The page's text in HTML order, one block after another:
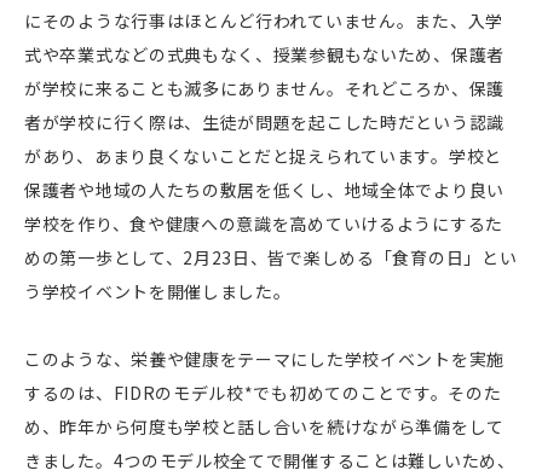
にそのような行事はほとんど行われていません。また、入学
式や卒業式などの式典もなく、授業参観もないため、保護者
が学校に来ることも滅多にありません。それどころか、保護
者が学校に行く際は、生徒が問題を起こした時だという認識
があり、あまり良くないことだと捉えられています。学校と
保護者や地域の人たちの敷居を低くし、地域全体でより良い
学校を作り、食や健康への意識を高めていけるようにするた
めの第一歩として、2月23日、皆で楽しめる「食育の日」とい
う学校イベントを開催しました。
このような、栄養や健康をテーマにした学校イベントを実施
するのは、FIDRのモデル校*でも初めてのことです。そのた
め、昨年から何度も学校と話し合いを続けながら準備をして
きました。4つのモデル校全てで開催することは難しいため、